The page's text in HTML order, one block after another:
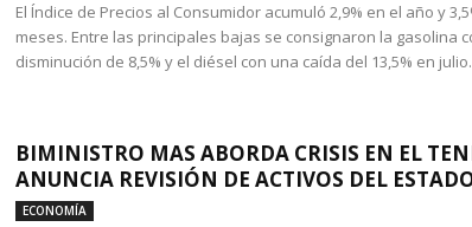
El Índice de Precios al Consumidor acumuló 2,9% en el año y
meses. Entre las principales bajas se consignaron la gasolina
disminución de 8,5% y el diésel con una caída del 13,5% en julio.
BIMINISTRO MAS ABORDA CRISIS EN EL
ANUNCIA REVISIÓN DE ACTIVOS DEL
ECONOMÍA